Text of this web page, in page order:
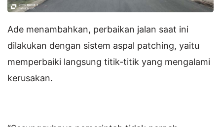
Ade menambahkan, perbaikan jalan saat ini
dilakukan dengan sistem aspal patching, yaitu
memperbaiki langsung titik-titik yang mengalami
kerusakan.